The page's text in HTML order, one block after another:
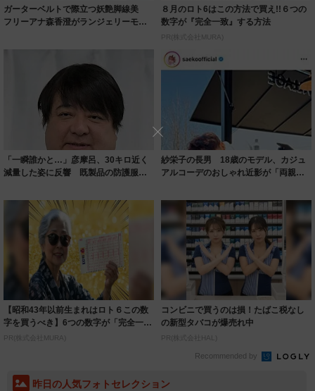
ガーターベルトで際立つ妖艶脚線美
フリーアナ森香澄がランジェリーモデ
８月のロト6はこの方法で買え!!６つの
数字が『完全一致』する方法
PR(株式会社MURA)
「一瞬誰かと…」彦摩呂、30キロ近く
減量した姿に反響 既製品の防護服が
紗栄子の長男 18歳のモデル、カジュ
アルコーデのおしゃれ近影が「両親の
【昭和43年以前生まれはロト６この数
字を買うべき】6つの数字が「完全一
致」する方...
PR(株式会社MURA)
コンビニで買うのは損！たばこ税なし
の新型タバコが爆売れ中
PR(株式会社HAL)
Recommended by
昨日の人気フォトセレクション